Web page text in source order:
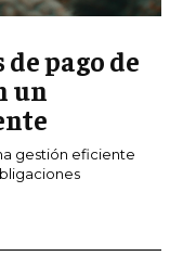
pago de
un
gestión eficiente